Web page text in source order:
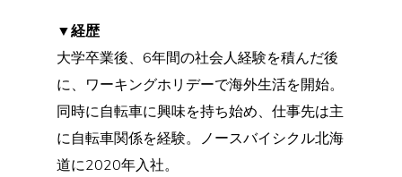
▼経歴
大学卒業後、6年間の社会人経験を積んだ後
に、ワーキングホリデーで海外生活を開始。
同時に自転車に興味を持ち始め、仕事先は主
に自転車関係を経験。ノースバイシクル北海
道に2020年入社。